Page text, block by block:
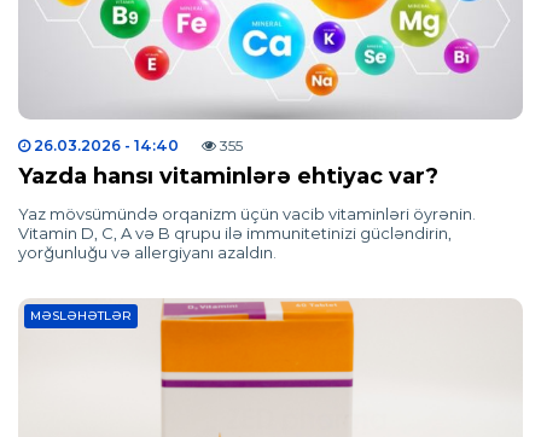
26.03.2026 - 14:40 355
Yazda hansı vitaminlərə ehtiyac var?
Yaz mövsümündə orqanizm üçün vacib vitaminləri öyrənin.
Vitamin D, C, A və B qrupu ilə immunitetinizi gücləndirin,
yorğunluğu və allergiyanı azaldın.
MƏSLƏHƏTLƏR